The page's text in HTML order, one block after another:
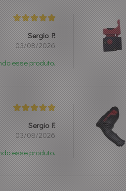
Sergio P.
03/08/2026
esse produto.
Sergio F.
03/08/2026
esse produto.